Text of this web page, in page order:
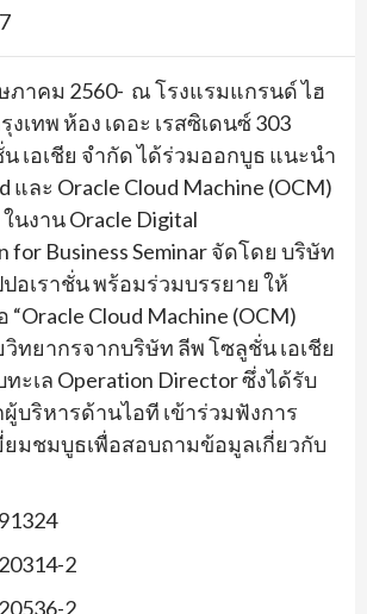
ภาคม 2560- ณ โรงแรมแกรนด์ ไฮ
เทพ ห้อง เดอะ เรสซิเดนซ์ 303
เอเชีย จำกัด ได้ร่วมออกบูธ แนะนำ
และ Oracle Cloud Machine (OCM)
ในงานOracle Digital
for Business Seminarจัดโดย บริษัท
อเราชั่น พร้อมร่วมบรรยาย ให้
“Oracle Cloud Machine (OCM)
ทยากรจากบริษัท ลีพ โซลูชั่น เอเชีย
ะเล Operation Directorซึ่งได้รับ
บริหารด้านไอที เข้าร่วมฟังการ
ยมชมบูธเพื่อสอบถามข้อมูลเกี่ยวกับ